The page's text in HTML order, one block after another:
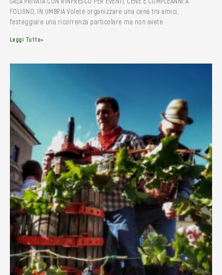
FOLIGNO, IN UMBRIA Volete organizzare una cena tra amici,
festeggiare una ricorrenza particolare ma non avete
Leggi Tutto»